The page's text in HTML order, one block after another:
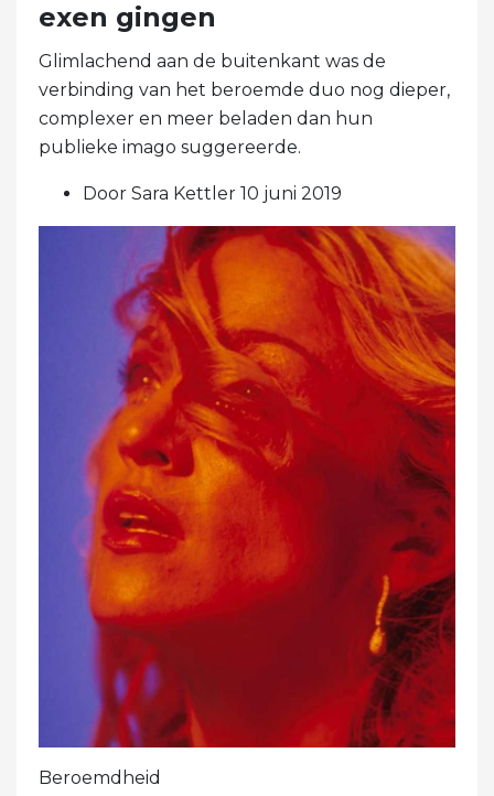
exen gingen
Glimlachend aan de buitenkant was de
verbinding van het beroemde duo nog dieper,
complexer en meer beladen dan hun
publieke imago suggereerde.
Door Sara Kettler 10 juni 2019
Beroemdheid